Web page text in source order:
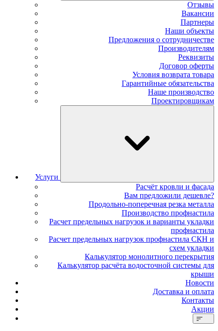
Отзывы
Вакансии
Партнеры
Наши объекты
Предложения о сотрудничестве
Производителям
Реквизиты
Договор оферты
Условия возврата товара
Гарантийные обязательства
Наше производство
Проектировщикам
Услуги
Расчёт кровли и фасада
Вам предложили дешевле?
Продольно-поперечная резка металла
Производство профнастила
Расчет предельных нагрузок и варианты укладки
профнастила
Расчет предельных нагрузок профнастила СКН и
схем укладки
Калькулятор монолитного перекрытия
Калькулятор расчёта водосточной системы для
крыши
Новости
Доставка и оплата
Контакты
Акции